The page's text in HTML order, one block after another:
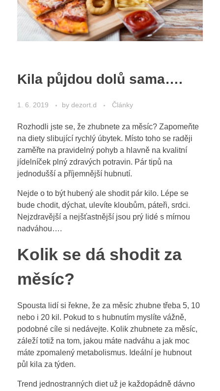
Kila půjdou dolů sama….
1. 6. 2019 by dezort.d Články
Rozhodli jste se, že zhubnete za měsíc? Zapomeňte
na diety slibující rychlý úbytek. Místo toho se raději
zaměřte na pravidelný pohyb a hlavně na kvalitní
jídelníček plný zdravých potravin. Pár tipů na
jednodušší a příjemnější hubnutí.
Nejde o to být hubený ale shodit pár kilo. Lépe se
bude chodit, dýchat, ulevíte kloubům, páteři, srdci.
Nejzdravější a nejšťastnější jsou prý lidé s mírnou
nadváhou….
Kolik se dá shodit za
měsíc?
Spousta lidí si řekne, že za měsíc zhubne třeba 5, 10
nebo i 20 kil. Pokud to s hubnutím myslíte vážně,
podobné cíle si nedávejte. Kolik zhubnete za měsíc,
záleží totiž na tom, jakou máte nadváhu a jak moc
máte zpomalený metabolismus. Ideální je hubnout
půl kila za týden.
Trend jednostranných diet už je každopádně dávno